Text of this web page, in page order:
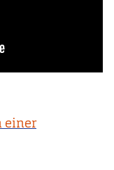
einer